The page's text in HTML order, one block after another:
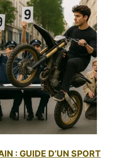
: GUIDE D’UN SPORT